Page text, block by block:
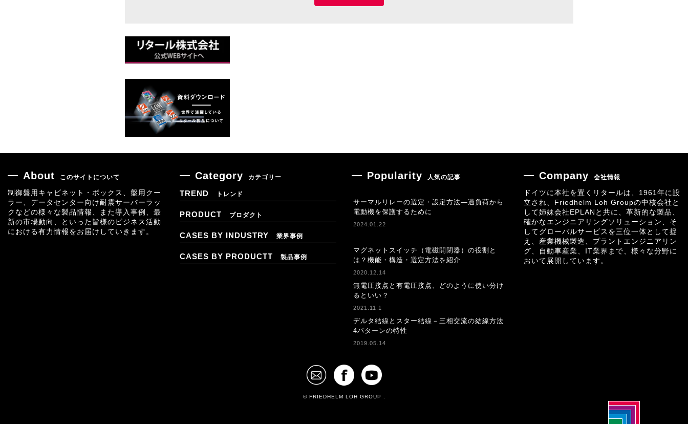
About このサイトについて
制御盤用キャビネット・ボックス、盤用クー
ラー、データセンター向け耐震サーバーラッ
クなどの様々な製品情報、また導入事例、最
新の市場動向、といった皆様のビジネス活動
における有力情報をお届けしていきます。
Category カテゴリー
TREND トレンド
PRODUCT プロダクト
CASES BY INDUSTRY 業界事例
CASES BY PRODUCTT 製品事例
Popularity 人気の記事
サーマルリレーの選定・設定方法―過負荷から
電動機を保護するために
2024.01.22
マグネットスイッチ（電磁開閉器）の役割と
は？機能・構造・選定方法を紹介
2020.12.14
無電圧接点と有電圧接点、どのように使い分け
るといい？
2021.11.1
デルタ結線とスター結線－三相交流の結線方法
4パターンの特性
2019.05.14
Company 会社情報
ドイツに本社を置くリタールは、1961年に設
立され、Friedhelm Loh Groupの中核会社と
して姉妹会社EPLANと共に、革新的な製品、
確かなエンジニアリングソリューション、そ
してグローバルサービスを三位一体として捉
え、産業機械製造、プラントエンジニアリン
グ、自動車産業、IT業界まで、様々な分野に
おいて展開しています。
© FRIEDHELM LOH GROUP .